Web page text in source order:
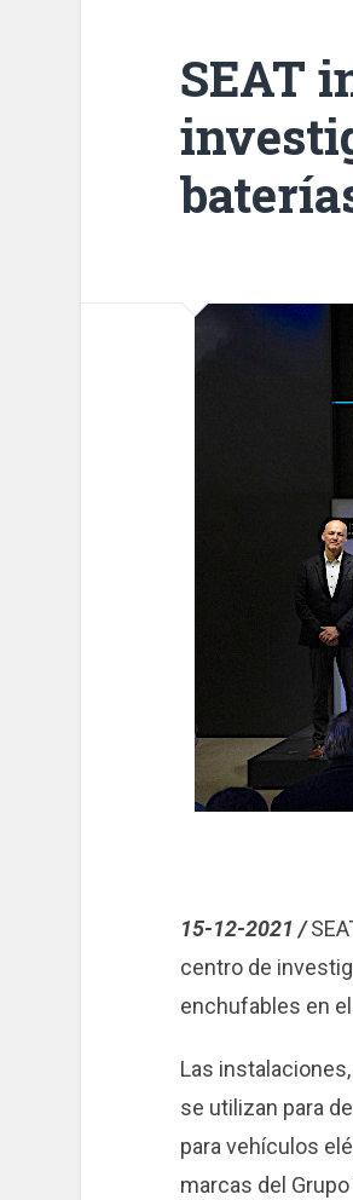
SEAT
15-12-2021 / S
centro de
enchufables en
Las
se utilizan para
para vehículos
marcas del